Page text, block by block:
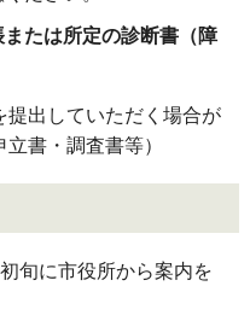
たは所定の診断書（障
出していただく場合が
書・調査書等）
旬に市役所から案内を